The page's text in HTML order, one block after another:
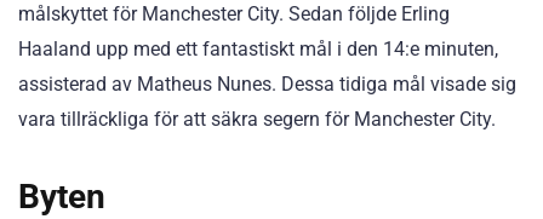
målskyttet för Manchester City. Sedan följde Erling
Haaland upp med ett fantastiskt mål i den 14:e minuten,
assisterad av Matheus Nunes. Dessa tidiga mål visade sig
vara tillräckliga för att säkra segern för Manchester City.
Byten